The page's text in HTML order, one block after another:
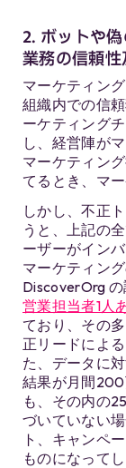
2. ボットや
業務の信頼
マーケティン
組織内での信
ーケティング
し、経営陣が
マーケティン
てるとき、マ
しかし、不正
うと、上記の
ーザーがイン
マーケティン
DiscoverOrg
営業担当者1人
ており、その
正リードによ
た、データに
結果が月間
も、その内の
づいていない
ト、キャンペ
ものになってし